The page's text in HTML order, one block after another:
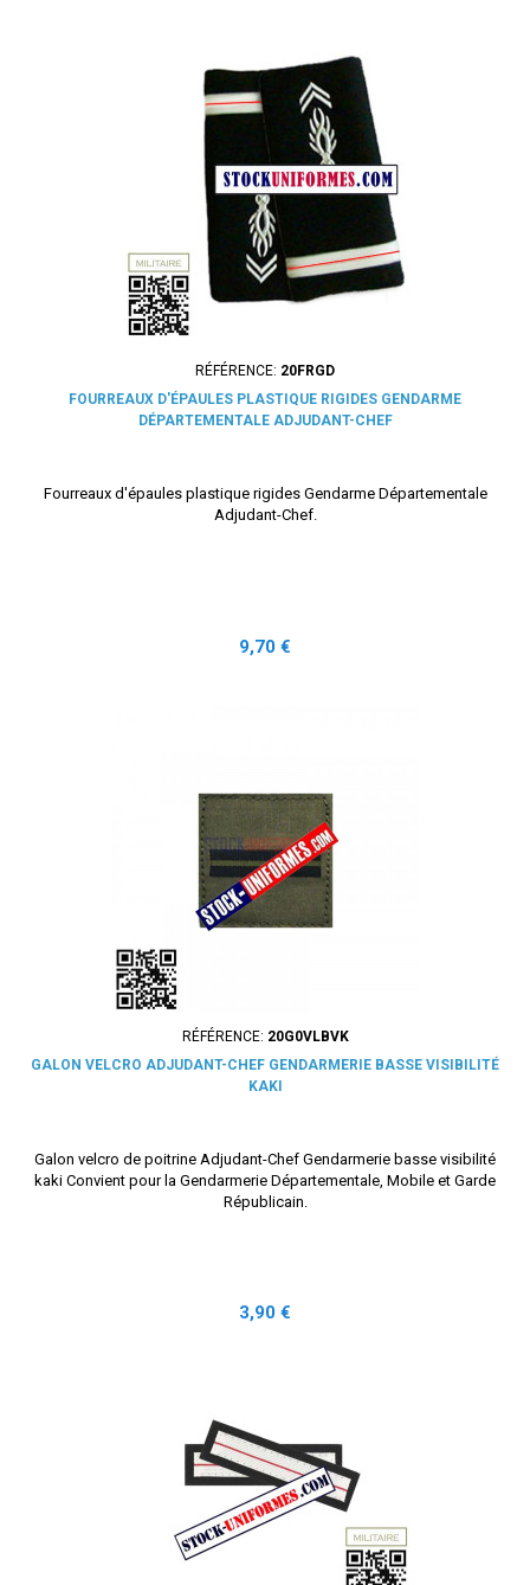
RÉFÉRENCE: 20FRGD
FOURREAUX D'ÉPAULES PLASTIQUE RIGIDES GENDARME
DÉPARTEMENTALE ADJUDANT-CHEF
Fourreaux d'épaules plastique rigides Gendarme Départementale
Adjudant-Chef.
Prix
9,70 €
RÉFÉRENCE: 20G0VLBVK
GALON VELCRO ADJUDANT-CHEF GENDARMERIE BASSE VISIBILITÉ
KAKI
Galon velcro de poitrine Adjudant-Chef Gendarmerie basse visibilité
kaki Convient pour la Gendarmerie Départementale, Mobile et Garde
Républicain.
Prix
3,90 €